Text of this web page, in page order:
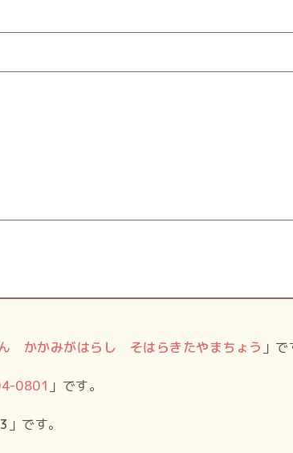
かかみがはらし そはらきたやまちょう 」
0801 」です。
」です。